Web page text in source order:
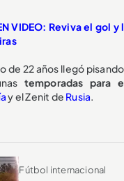
VIDEO: Reviva el gol
de 22 años llegó
temporadas para
y el Zenit de Rusia.
Fútbol internacional